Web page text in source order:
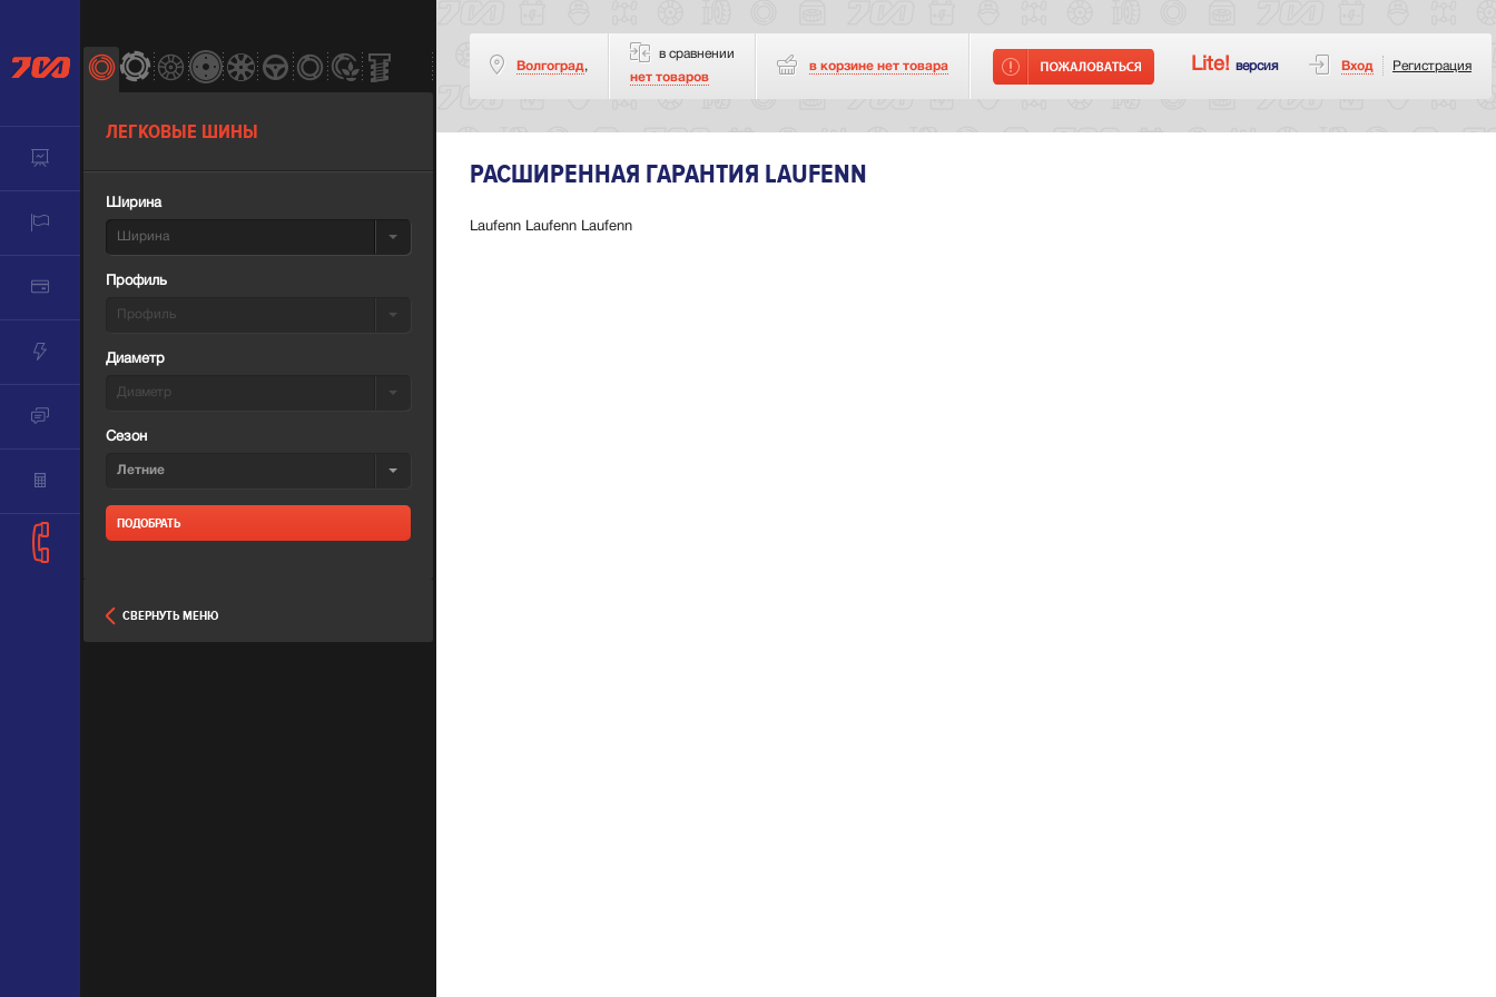
ЛЕГКОВЫЕ ШИНЫ
Ширина
Ширина
Профиль
Профиль
Диаметр
Диаметр
Сезон
Летние
СВЕРНУТЬ МЕНЮ
Волгоград,
в сравнении
нет товаров
в корзине нет товара Lite! версия Вход Регистрация
РАСШИРЕННАЯ ГАРАНТИЯ LAUFENN
Laufenn Laufenn Laufenn